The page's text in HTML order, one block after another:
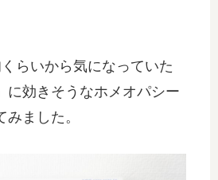
らいから気になっていた
に効きそうなホメオパシー
ました。